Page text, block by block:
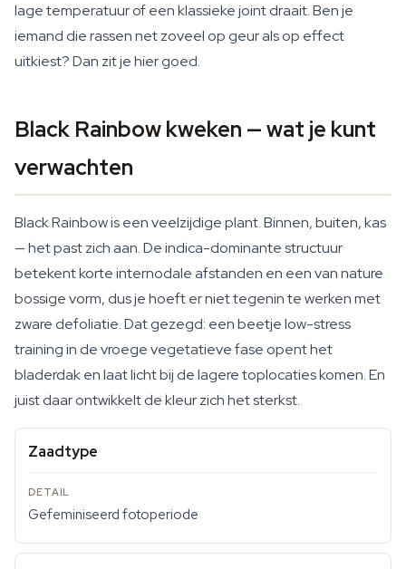
lage temperatuur of een klassieke joint draait. Ben je
iemand die rassen net zoveel op geur als op effect
uitkiest? Dan zit je hier goed.
Black Rainbow kweken — wat je kunt
verwachten
Black Rainbow is een veelzijdige plant. Binnen, buiten, kas
— het past zich aan. De indica-dominante structuur
betekent korte internodale afstanden en een van nature
bossige vorm, dus je hoeft er niet tegenin te werken met
zware defoliatie. Dat gezegd: een beetje low-stress
training in de vroege vegetatieve fase opent het
bladerdak en laat licht bij de lagere toplocaties komen. En
juist daar ontwikkelt de kleur zich het sterkst.
Zaadtype
Gefeminiseerd fotoperiode